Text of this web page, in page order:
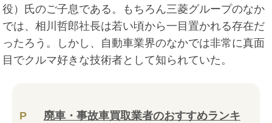
役）氏のご子息である。もちろん三菱グループのなか
では、相川哲郎社長は若い頃から一目置かれる存在だ
ったろう。しかし、自動車業界のなかでは非常に真面
目でクルマ好きな技術者として知られていた。
P
廃車・事故車買取業者のおすすめランキ